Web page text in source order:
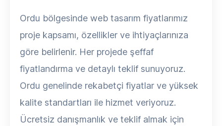
Ordu bölgesinde web tasarım fiyatlarımız
proje kapsamı, özellikler ve ihtiyaçlarınıza
göre belirlenir. Her projede şeffaf
fiyatlandırma ve detaylı teklif sunuyoruz.
Ordu genelinde rekabetçi fiyatlar ve yüksek
kalite standartları ile hizmet veriyoruz.
Ücretsiz danışmanlık ve teklif almak için